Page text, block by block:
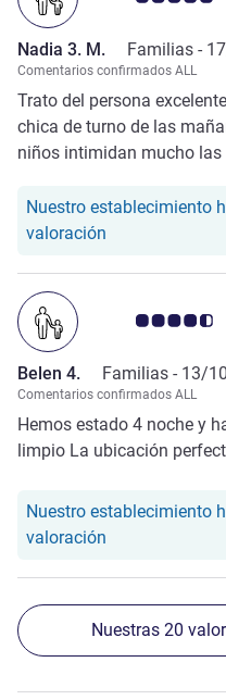
Nadia 3. M. Familias -
Comentarios confirmados ALL
Trato del persona
chica de turno de las
niños intimidan mucho las
metro justo en la puerta.
agradable.
Nuestro establecimiento
valoración
Nota de
Belen 4. Familias - 13/
Comentarios confirmados ALL
Hemos estado 4 noche y
limpio La ubicación
Nuestro establecimiento
valoración
Nuestras 20